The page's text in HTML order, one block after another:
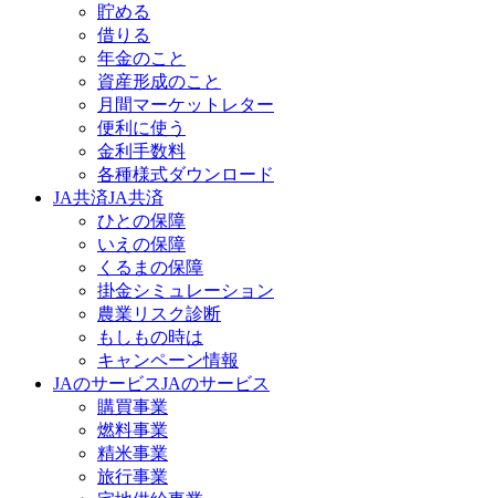
貯める
借りる
年金のこと
資産形成のこと
月間マーケットレター
便利に使う
金利手数料
各種様式ダウンロード
JA共済JA共済
ひとの保障
いえの保障
くるまの保障
掛金シミュレーション
農業リスク診断
もしもの時は
キャンペーン情報
JAのサービスJAのサービス
購買事業
燃料事業
精米事業
旅行事業